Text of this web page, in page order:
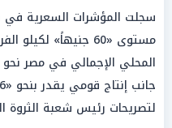
سجلت المؤشرات السعرية في
مستوى «60 جنيهاً»
لتصريحات رئيس شعبة الثروة